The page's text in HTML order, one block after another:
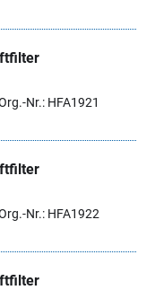
Nr.: HFA1921
Nr.: HFA1922